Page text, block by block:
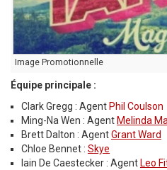
Image Promotionnelle
Équipe principale :
Clark Gregg : Agent Phil Coulson
Ming-Na Wen : Agent Melinda
Brett Dalton : AgentGrant Ward
Chloe Bennet : Skye
Iain De Caestecker : Agent Leo